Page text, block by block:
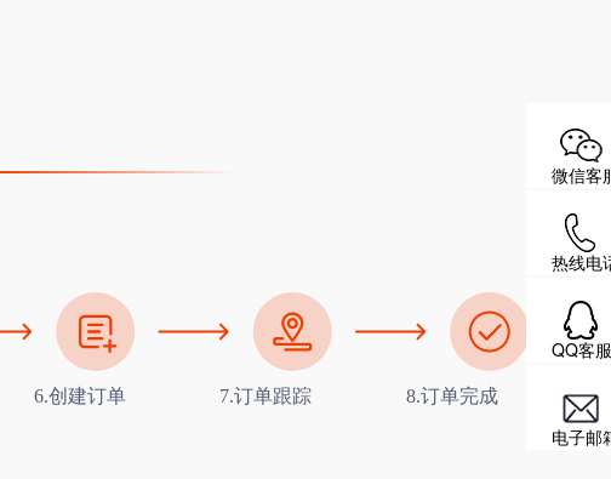
6.创建订单 7.订单跟踪 8.订单完成
微信客
热线电
QQ客服
电子邮